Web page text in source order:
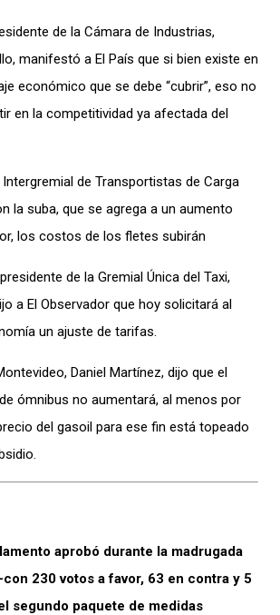
de la Cámara de Industrias,
manifestó a El País que si bien existe en
económico que se debe “cubrir”, eso no
en la competitividad ya afectada del
de Transportistas de Carga
la suba, que se agrega a un aumento
los costos de los fletes subirán
de la Gremial Única del Taxi,
a El Observador que hoy solicitará al
un ajuste de tarifas.
Daniel Martínez, dijo que el
ómnibus no aumentará, al menos por
del gasoil para ese fin está topeado
aprobó durante la madrugada
230 votos a favor, 63 en contra y 5
segundo paquete de medidas